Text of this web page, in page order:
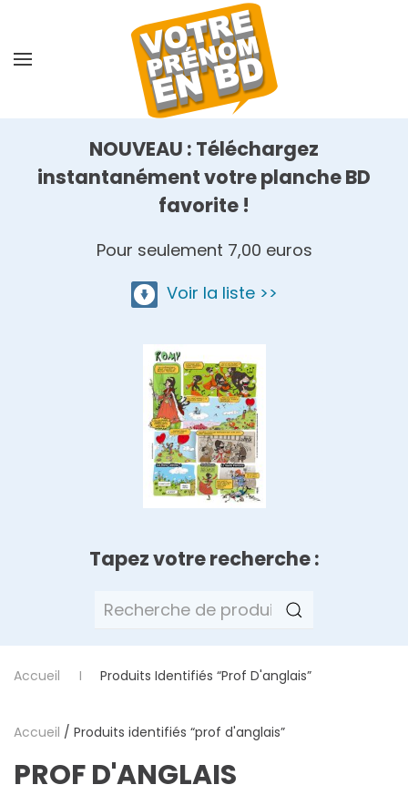
NOUVEAU : Téléchargez
instantanément votre planche BD
favorite !
Pour seulement 7,00 euros
Voir la liste >>
Tapez votre recherche :
Recherche
Accueil Produits Identifiés “prof D'anglais”
Accueil / Produits identifiés “prof d'anglais”
PROF D'ANGLAIS